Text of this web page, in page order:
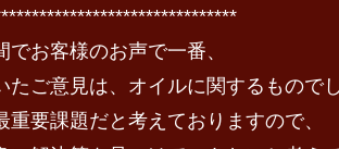
でお客様のお声で一番、
たご意見は、オイルに関するものでし
重要課題だと考えておりますので、